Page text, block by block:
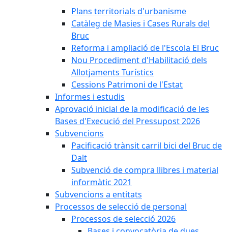
Plans territorials d'urbanisme
Catàleg de Masies i Cases Rurals del
Bruc
Reforma i ampliació de l'Escola El Bruc
Nou Procediment d'Habilitació dels
Allotjaments Turístics
Cessions Patrimoni de l'Estat
Informes i estudis
Aprovació inicial de la modificació de les
Bases d'Execució del Pressupost 2026
Subvencions
Pacificació trànsit carril bici del Bruc de
Dalt
Subvenció de compra llibres i material
informàtic 2021
Subvencions a entitats
Processos de selecció de personal
Processos de selecció 2026